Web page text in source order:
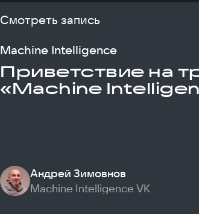
Смотреть запись
Machine Intelligence
Приветствие на
«Machine
Андрей Зимовнов
Machine Intelligence VK